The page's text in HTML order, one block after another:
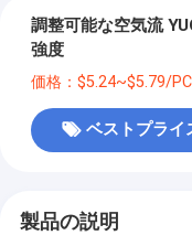
調整可能な空気流
強度
価格：$5.24~$5.79/
ベストプライ
製品の説明